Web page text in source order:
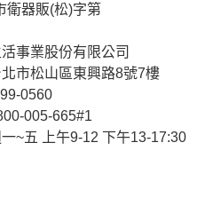
衛器販(松)字第
事業股份有限公司
市松山區東興路8號7樓
0560
005-665#1
~五 上午9-12 下午13-17:30